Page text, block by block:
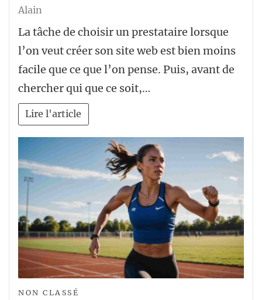
Alain
La tâche de choisir un prestataire lorsque
l’on veut créer son site web est bien moins
facile que ce que l’on pense. Puis, avant de
chercher qui que ce soit,…
Lire l'article
NON CLASSÉ